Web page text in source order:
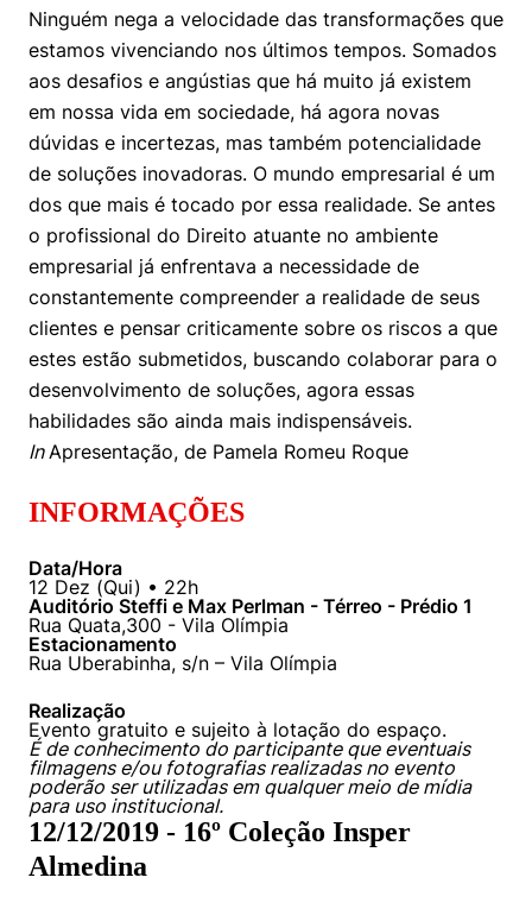
Ninguém nega a velocidade das transformações que
estamos vivenciando nos últimos tempos. Somados
aos desafios e angústias que há muito já existem
em nossa vida em sociedade, há agora novas
dúvidas e incertezas, mas também potencialidade
de soluções inovadoras. O mundo empresarial é um
dos que mais é tocado por essa realidade. Se antes
o profissional do Direito atuante no ambiente
empresarial já enfrentava a necessidade de
constantemente compreender a realidade de seus
clientes e pensar criticamente sobre os riscos a que
estes estão submetidos, buscando colaborar para o
desenvolvimento de soluções, agora essas
habilidades são ainda mais indispensáveis.
InApresentação, de Pamela Romeu Roque
INFORMAÇÕES
Data/Hora
12 Dez (Qui) • 22h
Auditório Steffi e Max Perlman - Térreo - Prédio 1
Rua Quata,300 - Vila Olímpia
Estacionamento
Rua Uberabinha, s/n – Vila Olímpia
Realização
Evento gratuito e sujeito à lotação do espaço.
É de conhecimento do participante que eventuais
filmagens e/ou fotografias realizadas no evento
poderão ser utilizadas em qualquer meio de mídia
para uso institucional.
12/12/2019 - 16º Coleção Insper
Almedina
Cookies de preferências de usuário